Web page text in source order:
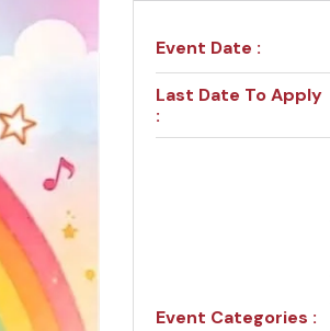
Event Date :
Last Date To Apply
:
Event Categories :